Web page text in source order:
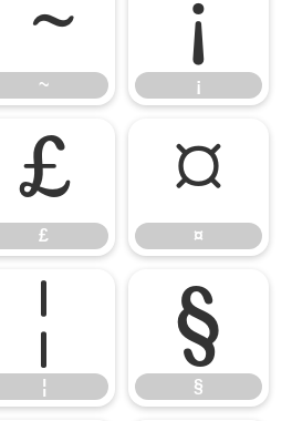
~
~
¡
¡
£
£
¤
¤
¦
¦
§
§